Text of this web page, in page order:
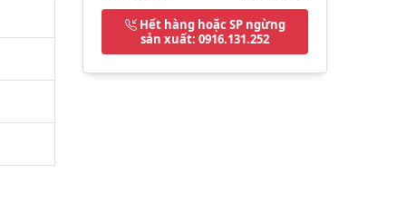
Hết hàng hoặc SP ngừng
sản xuất: 0916.131.252